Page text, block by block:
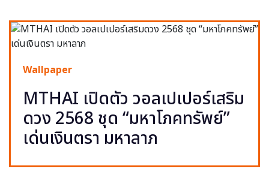
Wallpaper
MTHAI เปิดตัว วอลเปเปอร์เสริม
ดวง 2568 ชุด “มหาโภคทรัพย์”
เด่นเงินตรา มหาลาภ